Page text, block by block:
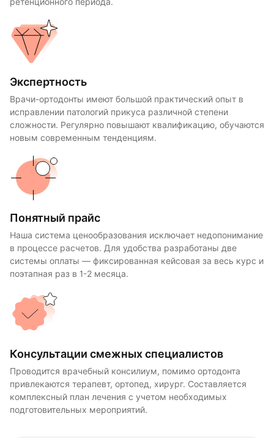
Экспертность
Врачи-ортодонты имеют большой практический опыт в
исправлении патологий прикуса различной степени
сложности. Регулярно повышают квалификацию, обучаются
новым современным тенденциям.
Понятный прайс
Наша система ценообразования исключает недопонимание
в процессе расчетов. Для удобства разработаны две
системы оплаты — фиксированная кейсовая за весь курс и
поэтапная раз в 1-2 месяца.
Консультации смежных специалистов
Проводится врачебный консилиум, помимо ортодонта
привлекаются терапевт, ортопед, хирург. Составляется
комплексный план лечения с учетом необходимых
подготовительных мероприятий.